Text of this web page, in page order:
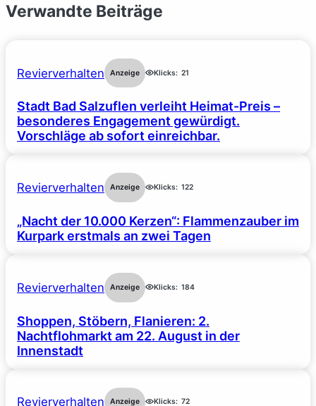
Verwandte Beiträge
Revierverhalten Anzeige Klicks: 21
Stadt Bad Salzuflen verleiht Heimat-Preis –
besonderes Engagement gewürdigt.
Vorschläge ab sofort einreichbar.
Revierverhalten Anzeige Klicks: 122
„Nacht der 10.000 Kerzen“: Flammenzauber im
Kurpark erstmals an zwei Tagen
Revierverhalten Anzeige Klicks: 184
Shoppen, Stöbern, Flanieren: 2.
Nachtflohmarkt am 22. August in der
Innenstadt
Revierverhalten Anzeige Klicks: 72